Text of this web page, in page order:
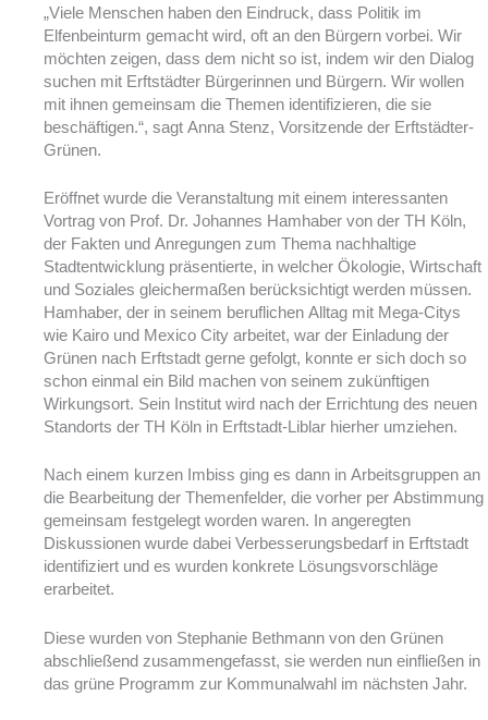
„Viele Menschen haben den Eindruck, dass Politik im
Elfenbeinturm gemacht wird, oft an den Bürgern vorbei. Wir
möchten zeigen, dass dem nicht so ist, indem wir den Dialog
suchen mit Erftstädter Bürgerinnen und Bürgern. Wir wollen
mit ihnen gemeinsam die Themen identifizieren, die sie
beschäftigen.“, sagt Anna Stenz, Vorsitzende der Erftstädter-
Grünen.
Eröffnet wurde die Veranstaltung mit einem interessanten
Vortrag von Prof. Dr. Johannes Hamhaber von der TH Köln,
der Fakten und Anregungen zum Thema nachhaltige
Stadtentwicklung präsentierte, in welcher Ökologie, Wirtschaft
und Soziales gleichermaßen berücksichtigt werden müssen.
Hamhaber, der in seinem beruflichen Alltag mit Mega-Citys
wie Kairo und Mexico City arbeitet, war der Einladung der
Grünen nach Erftstadt gerne gefolgt, konnte er sich doch so
schon einmal ein Bild machen von seinem zukünftigen
Wirkungsort. Sein Institut wird nach der Errichtung des neuen
Standorts der TH Köln in Erftstadt-Liblar hierher umziehen.
Nach einem kurzen Imbiss ging es dann in Arbeitsgruppen an
die Bearbeitung der Themenfelder, die vorher per Abstimmung
gemeinsam festgelegt worden waren. In angeregten
Diskussionen wurde dabei Verbesserungsbedarf in Erftstadt
identifiziert und es wurden konkrete Lösungsvorschläge
erarbeitet.
Diese wurden von Stephanie Bethmann von den Grünen
abschließend zusammengefasst, sie werden nun einfließen in
das grüne Programm zur Kommunalwahl im nächsten Jahr.